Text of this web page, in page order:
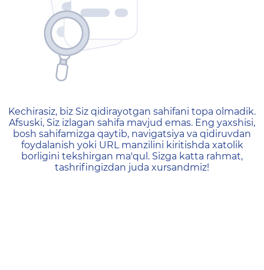
404 — Страница не
Kechirasiz, biz Siz qidirayotgan sahifani topa olmadik.
Afsuski, Siz izlagan sahifa mavjud emas. Eng yaxshisi,
bosh sahifamizga qaytib, navigatsiya va qidiruvdan
foydalanish yoki URL manzilini kiritishda xatolik
borligini tekshirgan ma'qul. Sizga katta rahmat,
tashrifingizdan juda xursandmiz!